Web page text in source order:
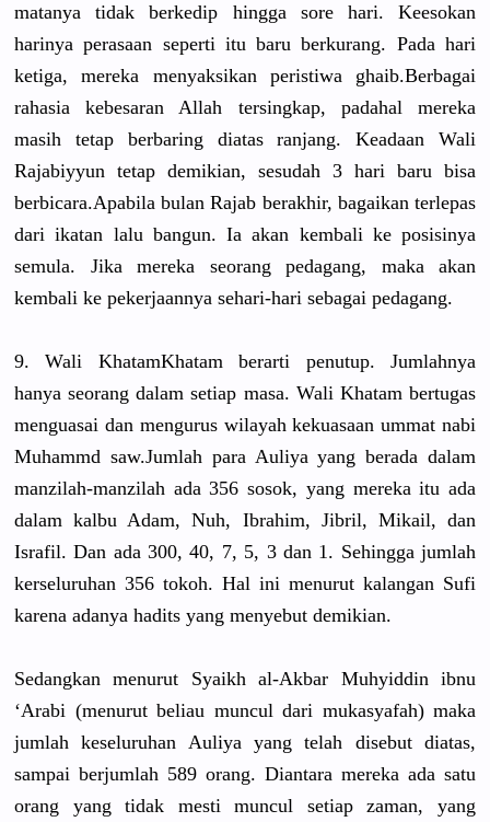
matanya tidak berkedip hingga sore hari. Keesokan
harinya perasaan seperti itu baru berkurang. Pada hari
ketiga, mereka menyaksikan peristiwa ghaib.Berbagai
rahasia kebesaran Allah tersingkap, padahal mereka
masih tetap berbaring diatas ranjang. Keadaan Wali
Rajabiyyun tetap demikian, sesudah 3 hari baru bisa
berbicara.Apabila bulan Rajab berakhir, bagaikan terlepas
dari ikatan lalu bangun. Ia akan kembali ke posisinya
semula. Jika mereka seorang pedagang, maka akan
kembali ke pekerjaannya sehari-hari sebagai pedagang.
9. Wali KhatamKhatam berarti penutup. Jumlahnya
hanya seorang dalam setiap masa. Wali Khatam bertugas
menguasai dan mengurus wilayah kekuasaan ummat nabi
Muhammd saw.Jumlahpara Auliya yang berada dalam
manzilah-manzilah ada 356 sosok, yang mereka itu ada
dalam kalbu Adam, Nuh, Ibrahim, Jibril, Mikail, dan
Israfil. Dan ada 300, 40, 7, 5, 3 dan 1. Sehingga jumlah
kerseluruhan 356 tokoh. Hal ini menurut kalangan Sufi
karena adanya hadits yang menyebut demikian.
Sedangkan menurut Syaikh al-Akbar Muhyiddin ibnu
‘Arabi (menurut beliau muncul dari mukasyafah) maka
jumlah keseluruhan Auliya yang telah disebut diatas,
sampai berjumlah 589 orang. Diantara mereka ada satu
orang yang tidak mesti muncul setiap zaman, yang